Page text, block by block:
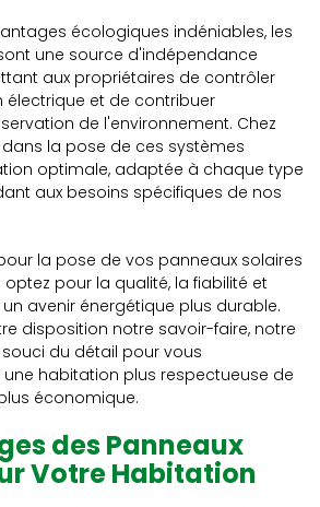
écologiques indéniables, les
une source d'indépendance
aux propriétaires de contrôler
et de contribuer
de l'environnement. Chez
dans la pose de ces systèmes
optimale, adaptée à chaque type
aux besoins spécifiques de nos
la pose de vos panneaux solaires
pour la qualité, la fiabilité et
avenir énergétique plus durable.
disposition notre savoir-faire, notre
du détail pour vous
habitation plus respectueuse de
économique.
des Panneaux
Votre Habitation